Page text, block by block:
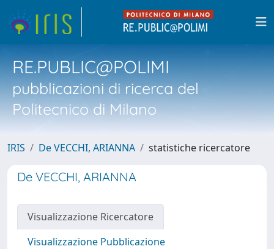
RE.PUBLIC@POLIMI
pubblicazioni di ricerca del
Politecnico di Milano
IRIS De VECCHI, ARIANNA statistiche ricercatore
De VECCHI, ARIANNA
Visualizzazione Ricercatore
Visualizzazione Pubblicazione